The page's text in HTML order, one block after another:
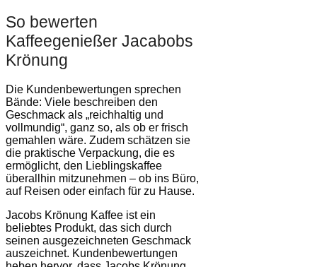
So bewerten
Kaffeegenießer Jacabobs
Krönung
Die Kundenbewertungen sprechen
Bände: Viele beschreiben den
Geschmack als „reichhaltig und
vollmundig“, ganz so, als ob er frisch
gemahlen wäre. Zudem schätzen sie
die praktische Verpackung, die es
ermöglicht, den Lieblingskaffee
überallhin mitzunehmen – ob ins Büro,
auf Reisen oder einfach für zu Hause.
Jacobs Krönung Kaffee ist ein
beliebtes Produkt, das sich durch
seinen ausgezeichneten Geschmack
auszeichnet. Kundenbewertungen